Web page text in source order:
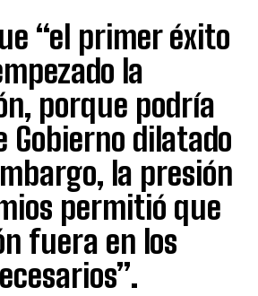
“el primer éxito
la
porque podría
Gobierno dilatado
la presión
permitió que
fuera en los